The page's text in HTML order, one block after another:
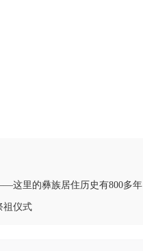
这里的彝族居住历史有800多年
祖仪式